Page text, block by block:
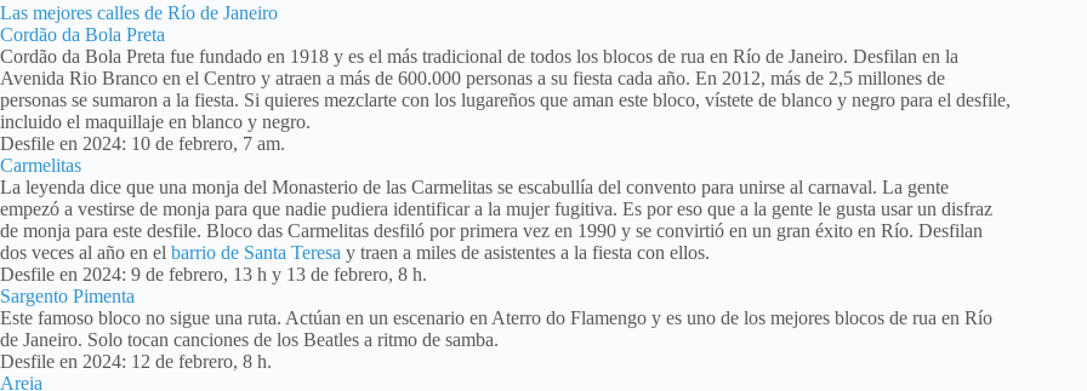
Las mejores calles de Río de Janeiro
Cordão da Bola Preta
Cordão da Bola Preta fue fundado en 1918 y es el más tradicional de todos los blocos de rua en Río de Janeiro. Desfilan en la
Avenida Rio Branco en el Centro y atraen a más de 600.000 personas a su fiesta cada año. En 2012, más de 2,5 millones de
personas se sumaron a la fiesta. Si quieres mezclarte con los lugareños que aman este bloco, vístete de blanco y negro para el desfile,
incluido el maquillaje en blanco y negro.
Desfile en 2024: 10 de febrero, 7 am.
Carmelitas
La leyenda dice que una monja del Monasterio de las Carmelitas se escabullía del convento para unirse al carnaval. La gente
empezó a vestirse de monja para que nadie pudiera identificar a la mujer fugitiva. Es por eso que a la gente le gusta usar un disfraz
de monja para este desfile. Bloco das Carmelitas desfiló por primera vez en 1990 y se convirtió en un gran éxito en Río. Desfilan
dos veces al año en el barrio de Santa Teresa y traen a miles de asistentes a la fiesta con ellos.
Desfile en 2024: 9 de febrero, 13 h y 13 de febrero, 8 h.
Sargento Pimenta
Este famoso bloco no sigue una ruta. Actúan en un escenario en Aterro do Flamengo y es uno de los mejores blocos de rua en Río
de Janeiro. Solo tocan canciones de los Beatles a ritmo de samba.
Desfile en 2024: 12 de febrero, 8 h.
Areia